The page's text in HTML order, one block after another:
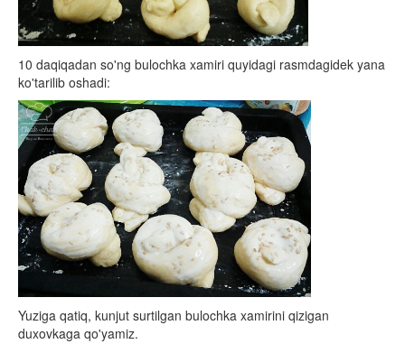
10 daqiqadan so'ng bulochka xamiri quyidagi rasmdagidek yana
ko'tarilib oshadi:
Yuziga qatiq, kunjut surtilgan bulochka xamirini qizigan
duxovkaga qo'yamiz.